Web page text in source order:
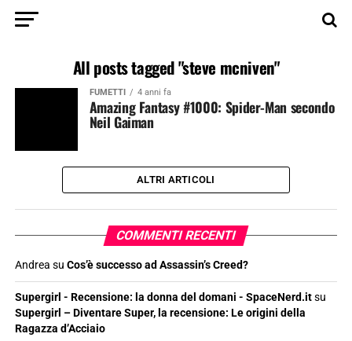
All posts tagged "steve mcniven"
FUMETTI 4 anni fa
Amazing Fantasy #1000: Spider-Man secondo
Neil Gaiman
ALTRI ARTICOLI
COMMENTI RECENTI
Andrea su Cos’è successo ad Assassin’s Creed?
Supergirl - Recensione: la donna del domani - SpaceNerd.itsu
Supergirl – Diventare Super, la recensione: Le origini della
Ragazza d’Acciaio